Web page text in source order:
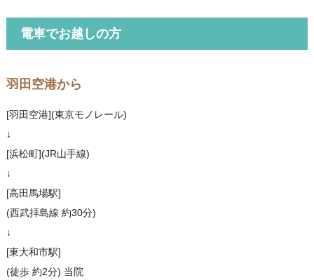
電車でお越しの方
羽田空港から
[羽田空港](東京モノレール)
↓
[浜松町](JR山手線)
↓
[高田馬場駅]
(西武拝島線 約30分)
↓
[東大和市駅]
(徒歩 約2分) 当院